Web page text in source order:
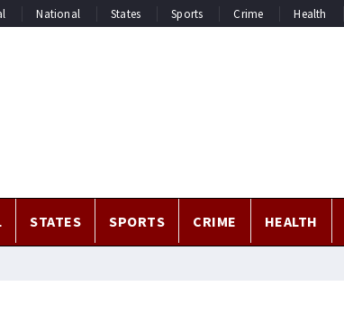
National States Sports Crime Health
STATES SPORTS CRIME HEALTH